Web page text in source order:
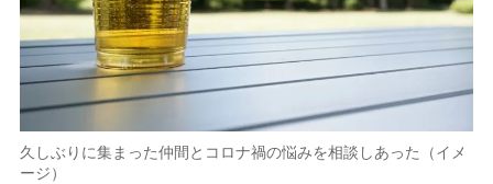
久しぶりに集まった仲間とコロナ禍の悩みを相談しあった（イメ
ージ）